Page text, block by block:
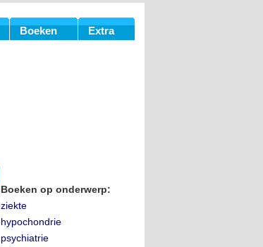
Boeken Extra
Boeken op onderwerp:
ziekte
hypochondrie
psychiatrie